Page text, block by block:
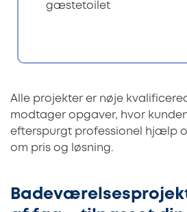
gæstetoilet
Alle projekter er nøje
modtager opgaver, hvor
efterspurgt professionel hjælp
om pris og løsning.